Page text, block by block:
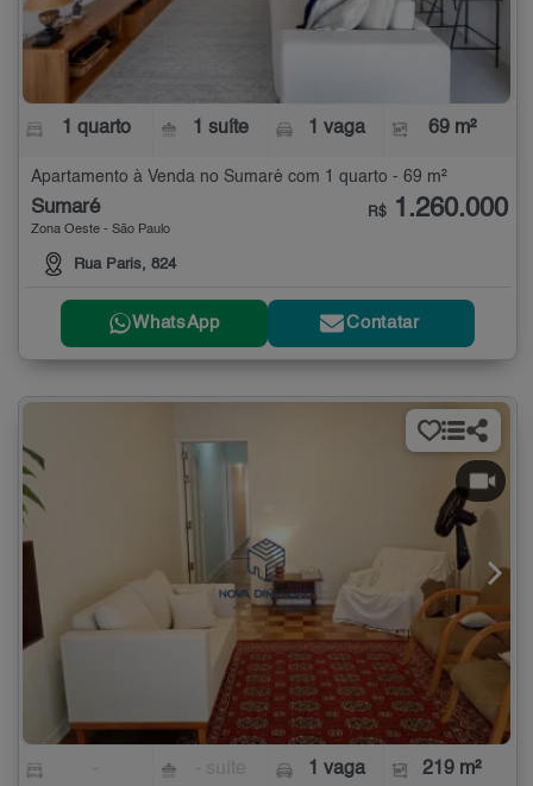
1 quarto 1 suíte 1 vaga 69 m²
Apartamento à Venda no Sumaré com 1 quarto - 69 m²
Sumaré
Zona Oeste - São Paulo
Rua Paris, 824
R$ 1.260.000
WhatsApp Contatar
1 vaga 219 m²